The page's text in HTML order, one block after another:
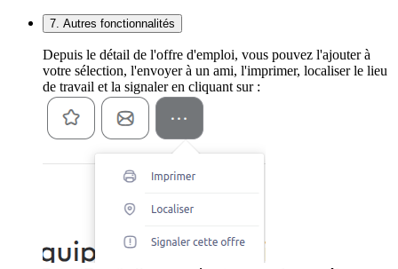
7. Autres fonctionnalités
Depuis le détail de l'offre d'emploi, vous pouvez l'ajouter à
votre sélection, l'envoyer à un ami, l'imprimer, localiser le lieu
de travail et la signaler en cliquant sur :